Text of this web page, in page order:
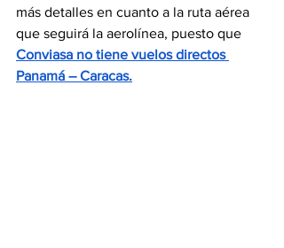
más detalles en cuanto a la ruta aérea
que seguirá la aerolínea, puesto que
Conviasa no tiene vuelos directos
Panamá – Caracas.